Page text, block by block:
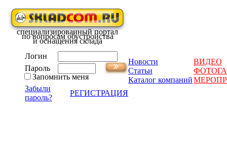
специализированный портал
по вопросам обустройства
и оснащения склада
Логин
Пароль
Запомнить меня
Забыли
пароль?
РЕГИСТРАЦИЯ
Новости
ВИДЕО
Статьи
Каталог компаний